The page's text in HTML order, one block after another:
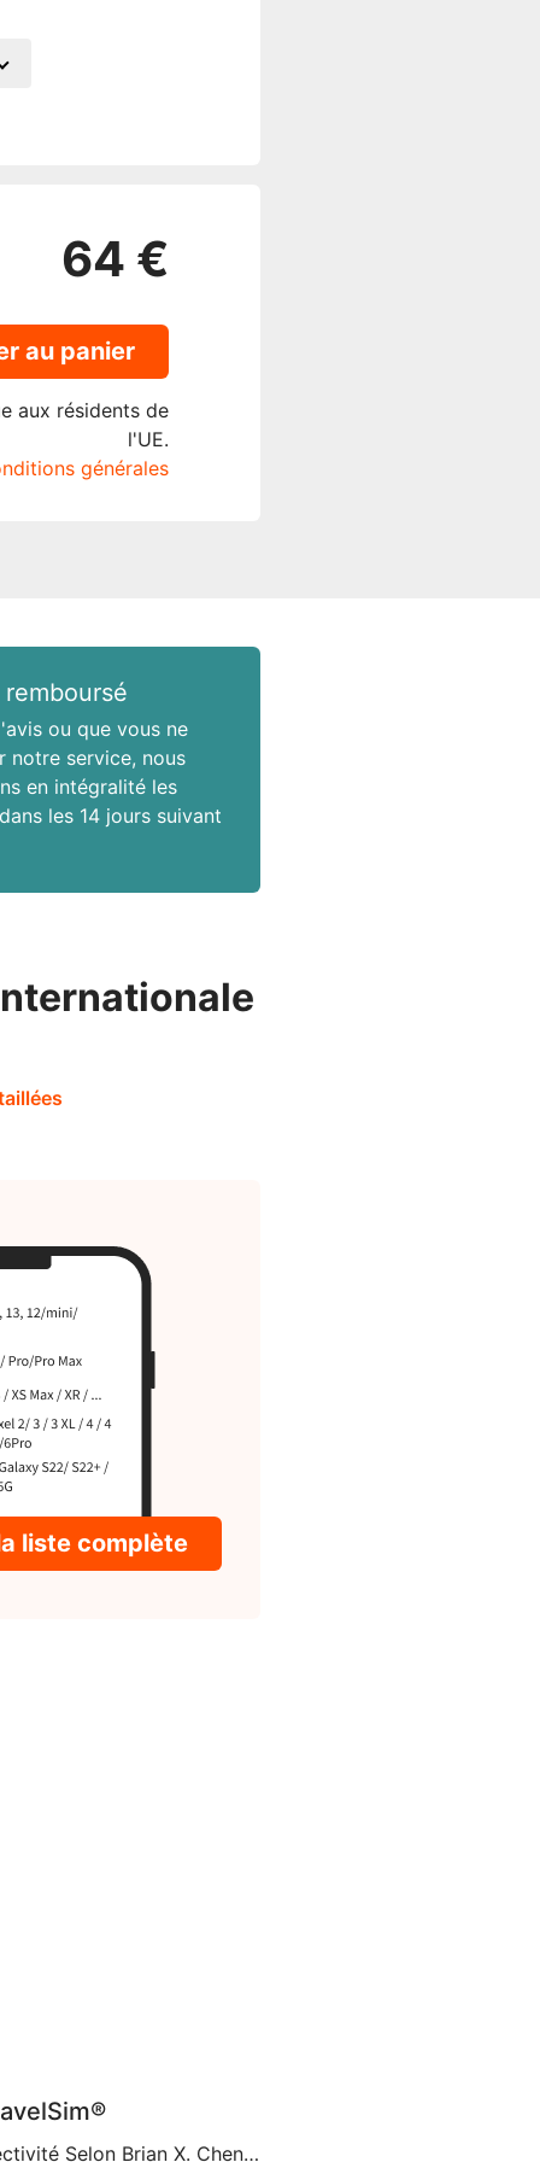
64 €
au panier
aux résidents de
l'UE.
générales
ou que vous ne
notre service, nous
en intégralité les
les 14 jours suivant
liste complète
Les Cartes eSIM Ouvrent une Nouvelle Ère de Connectivité Selon Brian X. Chen, journaliste du New York Times spécialisé dans les technologies grand public, bientôt « la carte SIM physique n’existera plus« . C’est en partie grâce à la décision d’Apple de supprimer le support de carte SIM de l’iPhone 14, ce qui en fait le premier […]